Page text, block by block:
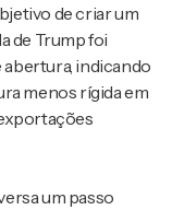
de criar um
de Trump foi
indicando
menos rígida em
um passo